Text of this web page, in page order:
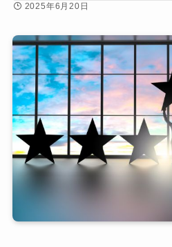
2025年6月20日